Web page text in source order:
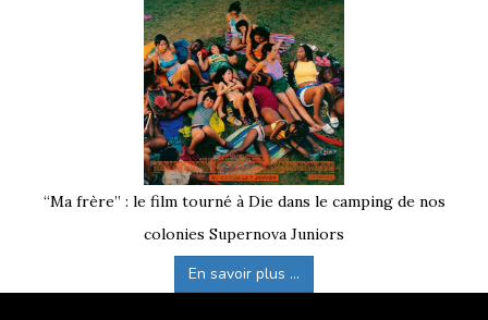
“Ma frère” : le film tourné à Die dans le camping de nos
colonies Supernova Juniors
En savoir plus ...